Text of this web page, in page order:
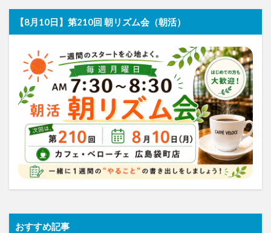
【8月10日】第210回 朝リズム会（朝活）
おすすめ記事